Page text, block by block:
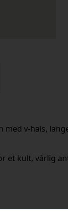
med v-hals,
et kult, vårlig